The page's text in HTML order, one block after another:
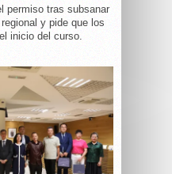
permiso tras subsanar
y pide que los
inicio del curso.